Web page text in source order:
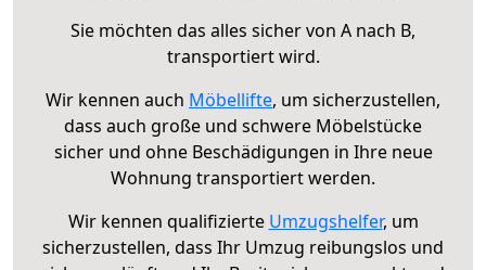
Sie möchten das alles sicher von A nach B,
transportiert wird.
Wir kennen auch Möbellifte, um sicherzustellen,
dass auch große und schwere Möbelstücke
sicher und ohne Beschädigungen in Ihre neue
Wohnung transportiert werden.
Wir kennen qualifizierte Umzugshelfer, um
sicherzustellen, dass Ihr Umzug reibungslos und